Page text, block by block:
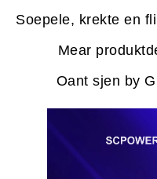
Soepele, krekte en
Mear
Oant sjen by